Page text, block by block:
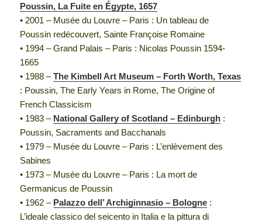
Poussin, La Fuite en Égypte, 1657
• 2001 – Musée du Louvre – Paris : Un tableau de
Poussin redécouvert, Sainte Françoise Romaine
• 1994 – Grand Palais – Paris : Nicolas Poussin 1594-
1665
• 1988 –The Kimbell Art Museum – Forth Worth, Texas
: Poussin, The Early Years in Rome, The Origine of
French Classicism
• 1983 – National Gallery of Scotland – Edinburgh :
Poussin, Sacraments and Bacchanals
• 1979 – Musée du Louvre – Paris : L’enlèvement des
Sabines
• 1973 – Musée du Louvre – Paris : La mort de
Germanicus de Poussin
• 1962 – Palazzo dell’ Archiginnasio – Bologne :
L’ideale classico del seicento in Italia e la pittura di